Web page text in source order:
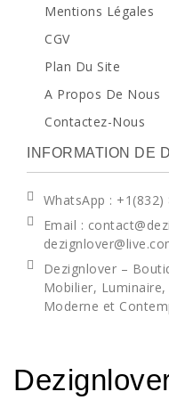
Mentions Légales
CGV
Plan Du Site
A Propos De Nous
Contactez-Nous
INFORMATION DE
WhatsApp : +1(832)
Email :
Dezignlover –
Mobilier,
Moderne et